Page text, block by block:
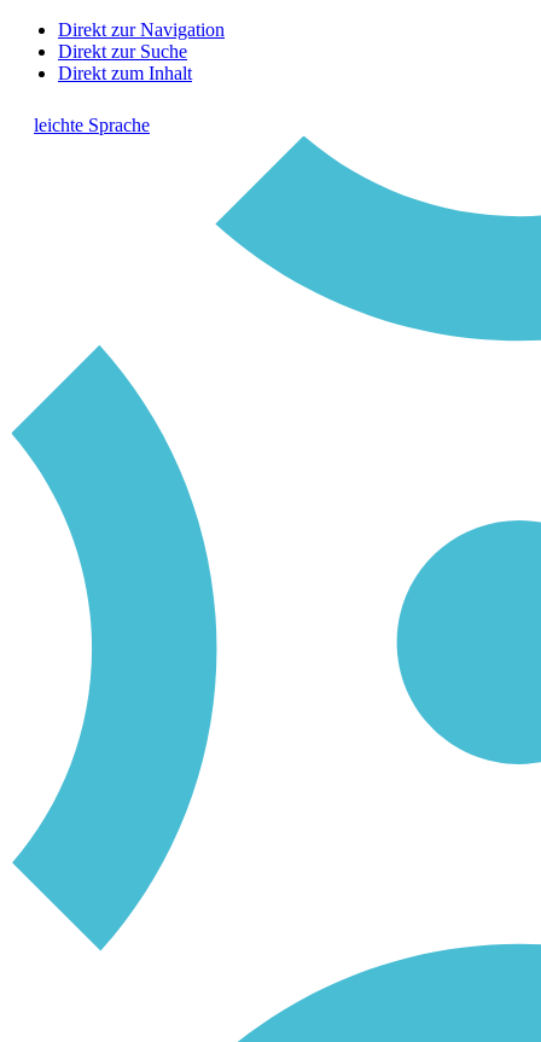
Direkt zur Navigation
Direkt zur Suche
Direkt zum Inhalt
leichte Sprache